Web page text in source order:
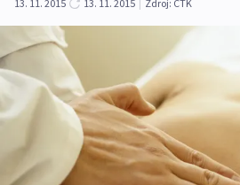
13. 11. 2015
13. 11. 2015 | Zdroj: ČTK